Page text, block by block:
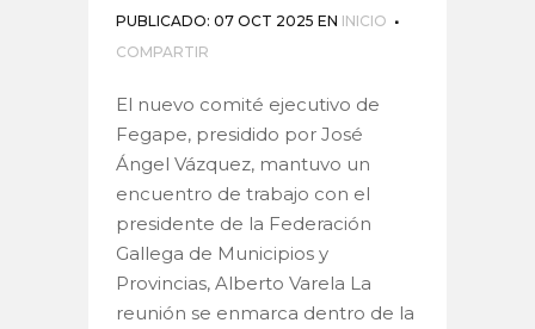
PUBLICADO: 07 OCT 2025 EN INICIO
COMPARTIR
El nuevo comité ejecutivo de
Fegape, presidido por José
Ángel Vázquez, mantuvo un
encuentro de trabajo con el
presidente de la Federación
Gallega de Municipios y
Provincias, Alberto Varela La
reunión se enmarca dentro de la